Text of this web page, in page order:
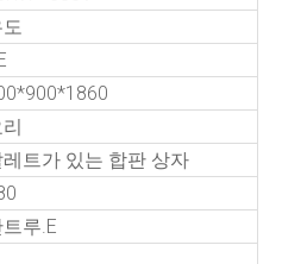
레트가 있는 합판 상자
루.E